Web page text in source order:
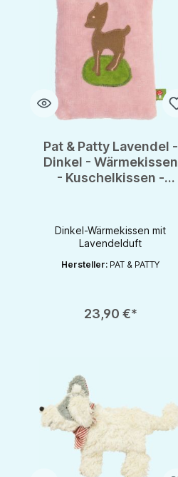
Pat & Patty Lavendel -
Dinkel - Wärmekissen
- Kuschelkissen -
Dinkel-Wärmekissen mit
Lavendelduft
Hersteller: PAT & PATTY
23,90 €*